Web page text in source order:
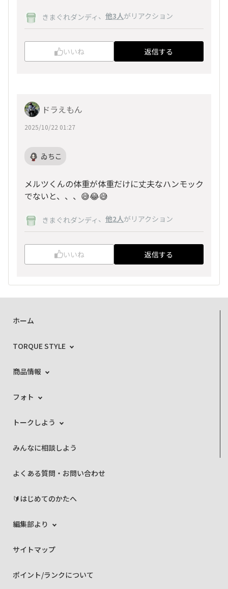
きまぐれダンディ 、 他3人がリアクション
いいね 返信する
ドラえもん
2025/10/22 01:27
ゐちこ
メルツくんの体重が体重だけに丈夫なハンモック
でないと、、、😅😂😅
きまぐれダンディ 、 他2人がリアクション
いいね 返信する
ホーム
TORQUE STYLE
商品情報
フォト
トークしよう
みんなに相談しよう
よくある質問・お問い合わせ
🔰はじめてのかたへ
編集部より
サイトマップ
ポイント/ランクについて